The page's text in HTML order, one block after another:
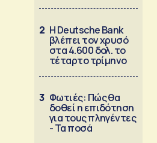
2 Η Deutsche Bank
βλέπει τον χρυσό
στα 4.600 δολ. το
τέταρτο τρίμηνο
3 Φωτιές: Πώς θα
δοθεί η επιδότηση
για τους πληγέντες
- Τα ποσά